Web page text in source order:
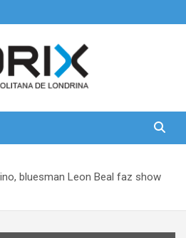
bluesman Leon Beal faz show